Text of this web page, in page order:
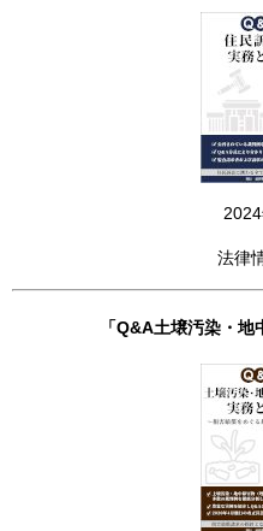
法律
「Q&A土壌汚染・地